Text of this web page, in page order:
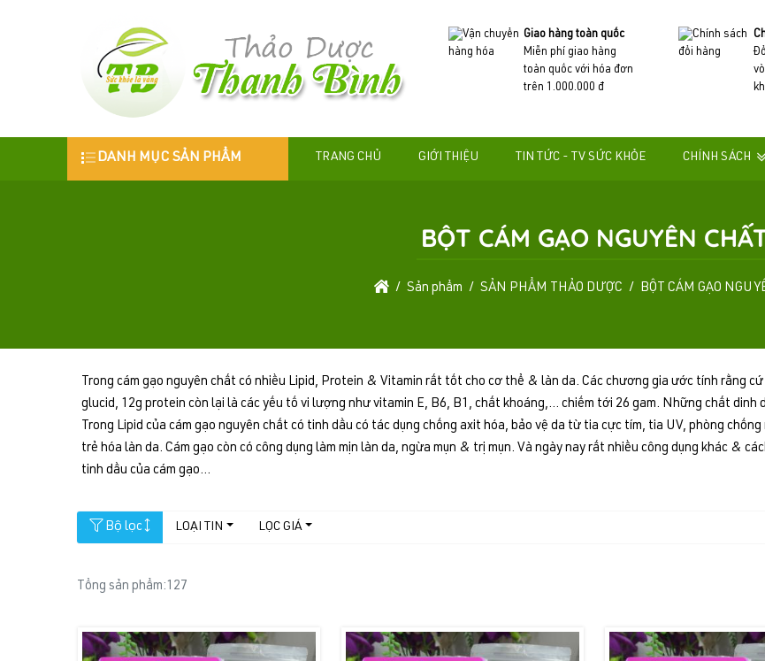
Giao hàng toàn quốc
Miễn phí giao hàng
toàn quốc với hóa đơn
trên 1.000.000 đ
DANH MỤC SẢN PHẨM TRANG CHỦ GIỚI THIỆU TIN TỨC - TV SỨC KHỎE CHÍNH SÁCH
BỘT CÁM GẠO NGUYÊN
Sản phẩm SẢN PHẨM THẢO DƯỢC BỘT CÁM GẠO
Trong cám gạo nguyên chất có nhiều Lipid, Protein & Vitamin rất tốt cho cơ thể & làn da. Các chương gia ước tính rằng
glucid, 12g protein còn lại là các yếu tố vi lượng như vitamin E, B6, B1, chất khoáng,… chiếm tới 26 gam. Những chất dinh
Trong Lipid của cám gạo nguyên chất có tinh dầu có tác dụng chống axit hóa, bảo vệ da từ tia cực tím, tia UV, phòng
trẻ hóa làn da. Cám gạo còn có công dụng làm mịn làn da, ngừa mụn & trị mụn. Và ngày nay rất nhiều công dụng khác &
tinh dầu của cám gạo...
Bộ lọc LOẠI TIN LỌC GIÁ
Tổng sản phẩm: 127